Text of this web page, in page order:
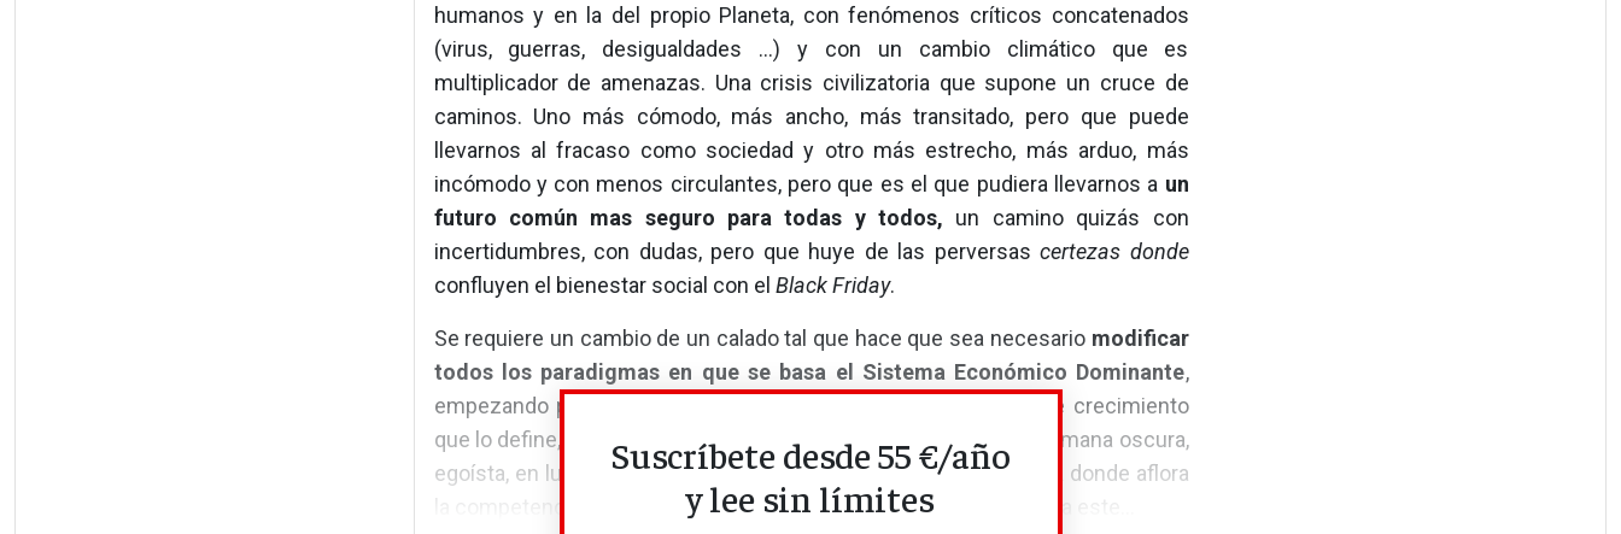
humanos y en la del propio Planeta, con fenómenos críticos concatenados
(virus, guerras, desigualdades …) y con un cambio climático que es
multiplicador de amenazas. Una crisis civilizatoria que supone un cruce de
caminos. Uno más cómodo, más ancho, más transitado, pero que puede
llevarnos al fracaso como sociedad y otro más estrecho, más arduo, más
incómodo y con menos circulantes, pero que es el que pudiera llevarnos a un
futuro común mas seguro para todas y todos, un camino quizás con
incertidumbres, con dudas, pero que huye de las perversas certezas donde
confluyen el bienestar social con el Black Friday.
Se requiere un cambio de un calado tal que hace que sea necesario modificar
todos los paradigmas en que se basa el Sistema Económico Dominante,
empezando por desarmar y deconstruir el relato de permanente crecimiento
que lo define, urdido sobre la base de una supuesta naturaleza humana oscura,
egoísta, en lucha permanente consigo mismo y con la naturaleza donde aflora
la competencia como factor humano que lleva al productivismo y a este...
Suscríbete desde 55 €/año
y lee sin límites